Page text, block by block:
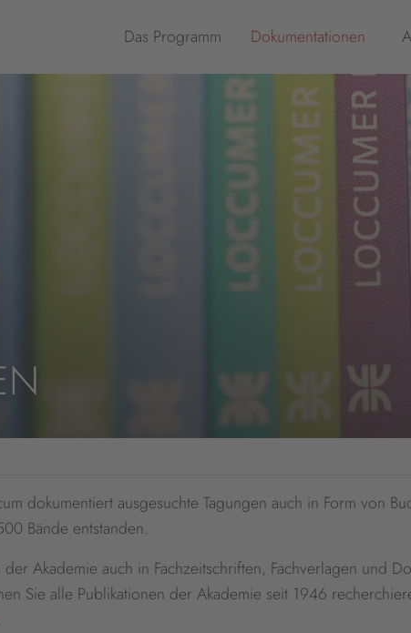
Das Programm Dokumentationen
dokumentiert ausgesuchte Tagungen auch in Form von
Bände entstanden.
Akademie auch in Fachzeitschriften, Fachverlagen und
Sie alle Publikationen der Akademie seit 1946